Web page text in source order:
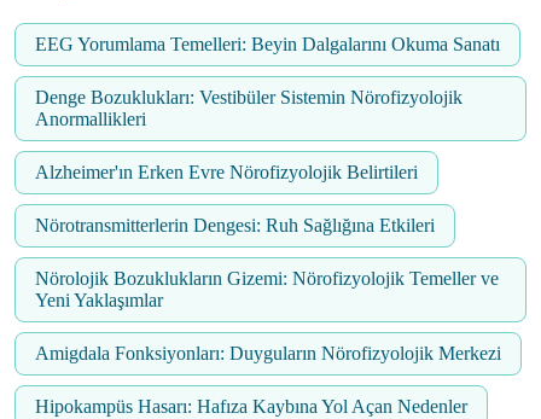
EEG Yorumlama Temelleri: Beyin Dalgalarını Okuma Sanatı
Denge Bozuklukları: Vestibüler Sistemin Nörofizyolojik
Anormallikleri
Alzheimer'ın Erken Evre Nörofizyolojik Belirtileri
Nörotransmitterlerin Dengesi: Ruh Sağlığına Etkileri
Nörolojik Bozuklukların Gizemi: Nörofizyolojik Temeller ve
Yeni Yaklaşımlar
Amigdala Fonksiyonları: Duyguların Nörofizyolojik Merkezi
Hipokampüs Hasarı: Hafıza Kaybına Yol Açan Nedenler